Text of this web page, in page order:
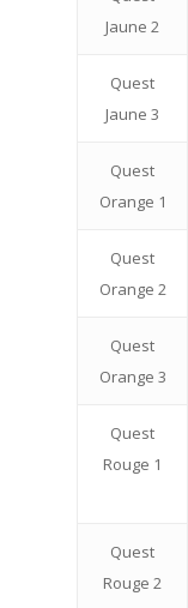
Jaune 2
Quest
Jaune 3
Quest
Orange 1
Quest
Orange 2
Quest
Orange 3
Quest
Rouge 1
Quest
Rouge 2